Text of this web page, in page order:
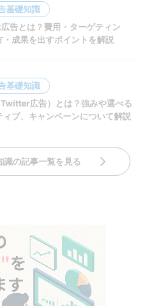
基礎知識
告とは？費用・ターゲティン
・成果を出すポイントを解説
基礎知識
広告）とは？強みや選べる
ィブ、キャンペーンについて解説
識の記事一覧を見る